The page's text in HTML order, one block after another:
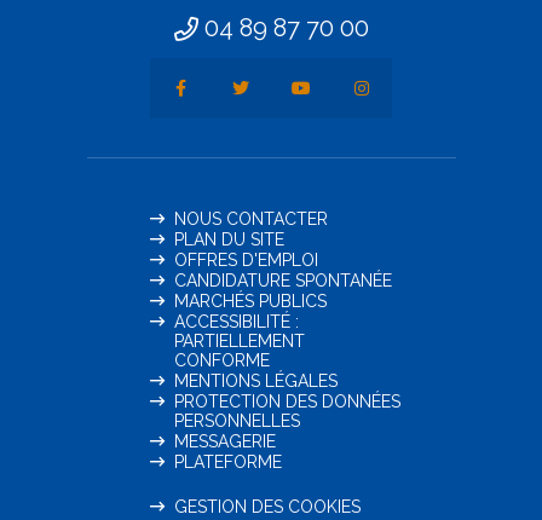
04 89 87 70 00
NOUS CONTACTER
PLAN DU SITE
OFFRES D'EMPLOI
CANDIDATURE SPONTANÉE
MARCHÉS PUBLICS
ACCESSIBILITÉ :
PARTIELLEMENT
CONFORME
MENTIONS LÉGALES
PROTECTION DES DONNÉES
PERSONNELLES
MESSAGERIE
PLATEFORME
GESTION DES COOKIES